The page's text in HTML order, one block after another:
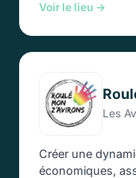
Voir le lieu →
Les
Créer une
économiques,